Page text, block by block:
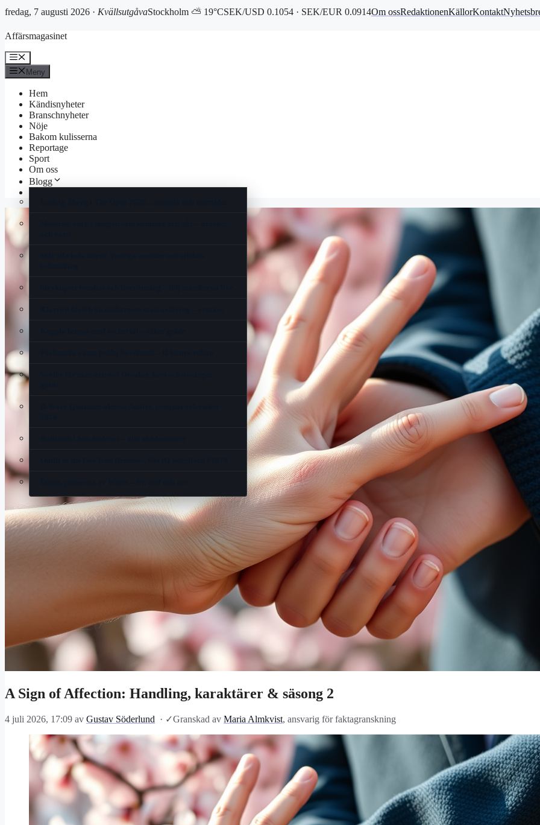
fredag, 7 augusti 2026 · KvällsutgåvaStockholm ⛅ 19°CSEK/USD 0.1054 · SEK/EUR 0.0914Om ossRedaktionenKällorKontakt
till
Affärsmagasinet
Meny
Meny
Hem
Kändisnyheter
Branschnyheter
Nöje
Bakom kulisserna
Reportage
Sport
Om oss
Blogg
A Sign of Affection: Handling, karaktärer & säsong 2
4 juli 2026, 17:09 av Gustav Söderlund · ✓Granskad av Maria Almkvist, ansvarig för faktagranskning